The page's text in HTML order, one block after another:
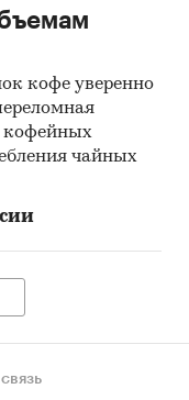
кофе уверенно
кофейных
чайных